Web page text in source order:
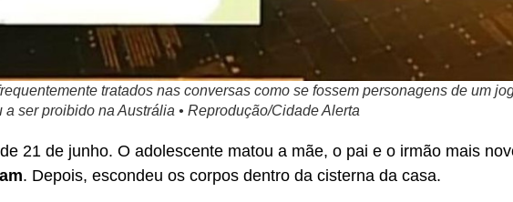
tratados nas conversas como se fossem personagens de um
ser proibido na Austrália • Reprodução/Cidade Alerta
21 de junho. O adolescente matou a mãe, o pai e o irmão mais
. Depois, escondeu os corpos dentro da cisterna da casa.